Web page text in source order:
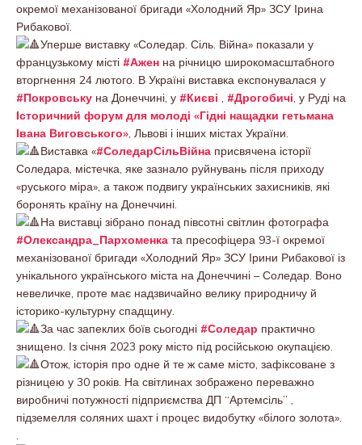
окремої механізованої бригади «Холодний Яр» ЗСУ Ірина
Рибакової.
Уперше виставку «Соледар. Сіль. Війна» показали у
французькому місті #Ажен на річницю широкомасштабного
вторгнення 24 лютого. В Україні виставка експонувалася у
#Покровську на Донеччині, у #Києві , #Дрогобичі, у Руді на
Історичний форум для молоді «Гідні нащадки гетьмана
Івана Виговського», Львові і інших містах України.
Виставка «#СоледарСільВійна присвячена історії
Соледара, містечка, яке зазнало руйнувань після приходу
«руського міра», а також подвигу українських захисників, які
боронять країну на Донеччині.
На виставці зібрано понад півсотні світлин фотографа
#Олександра_Пархоменка та пресофіцера 93-ї окремої
механізованої бригади «Холодний Яр» ЗСУ Ірини Рибакової із
унікального українського міста на Донеччині – Соледар. Воно
невеличке, проте має надзвичайно велику природничу й
історико-культурну спадщину.
За час запеклих боїв сьогодні #Соледар практично
знищено. Із січня 2023 року місто під російською окупацією.
Отож, історія про одне й те ж саме місто, зафіксоване з
різницею у 30 років. На світлинах зображено переважно
виробничі потужності підприємства ДП “Артемсіль” ,
підземелля соляних шахт і процес видобутку «білого золота».
.